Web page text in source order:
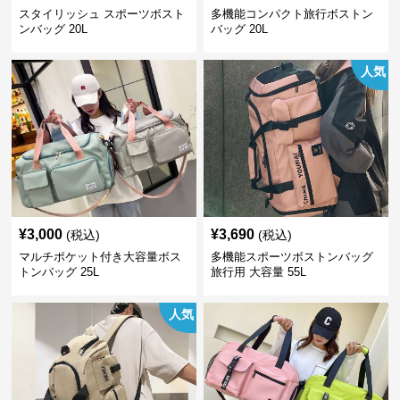
スタイリッシュ スポーツボスト
ンバッグ 20L
多機能コンパクト旅行ボストン
バッグ 20L
¥3,000 (税込)
マルチポケット付き大容量ボス
トンバッグ 25L
人気
¥3,690 (税込)
多機能スポーツボストンバッグ
旅行用 大容量 55L
人気